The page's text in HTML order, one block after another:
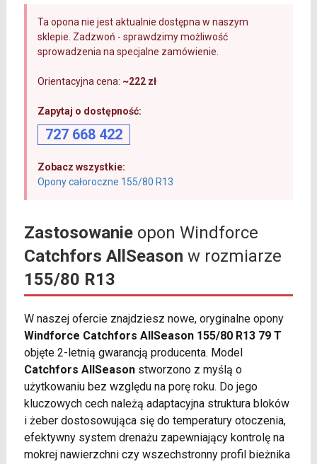
Ta opona nie jest aktualnie dostępna w naszym
sklepie. Zadzwoń - sprawdzimy możliwość
sprowadzenia na specjalne zamówienie.
Orientacyjna cena: ~222 zł
Zapytaj o dostępność:
727 668 422
Zobacz wszystkie:
Opony całoroczne 155/80 R13
Zastosowanieopon Windforce
Catchfors AllSeason w rozmiarze
155/80 R13
W naszej ofercie znajdziesz nowe, oryginalne opony
Windforce Catchfors AllSeason 155/80 R13 79 T
objęte 2-letnią gwarancją producenta. Model
Catchfors AllSeasonstworzono z myślą o
użytkowaniu bez względu na porę roku. Do jego
kluczowych cech należą adaptacyjna struktura bloków
i żeber dostosowująca się do temperatury otoczenia,
efektywny system drenażu zapewniający kontrolę na
mokrej nawierzchni czy wszechstronny profil bieżnika